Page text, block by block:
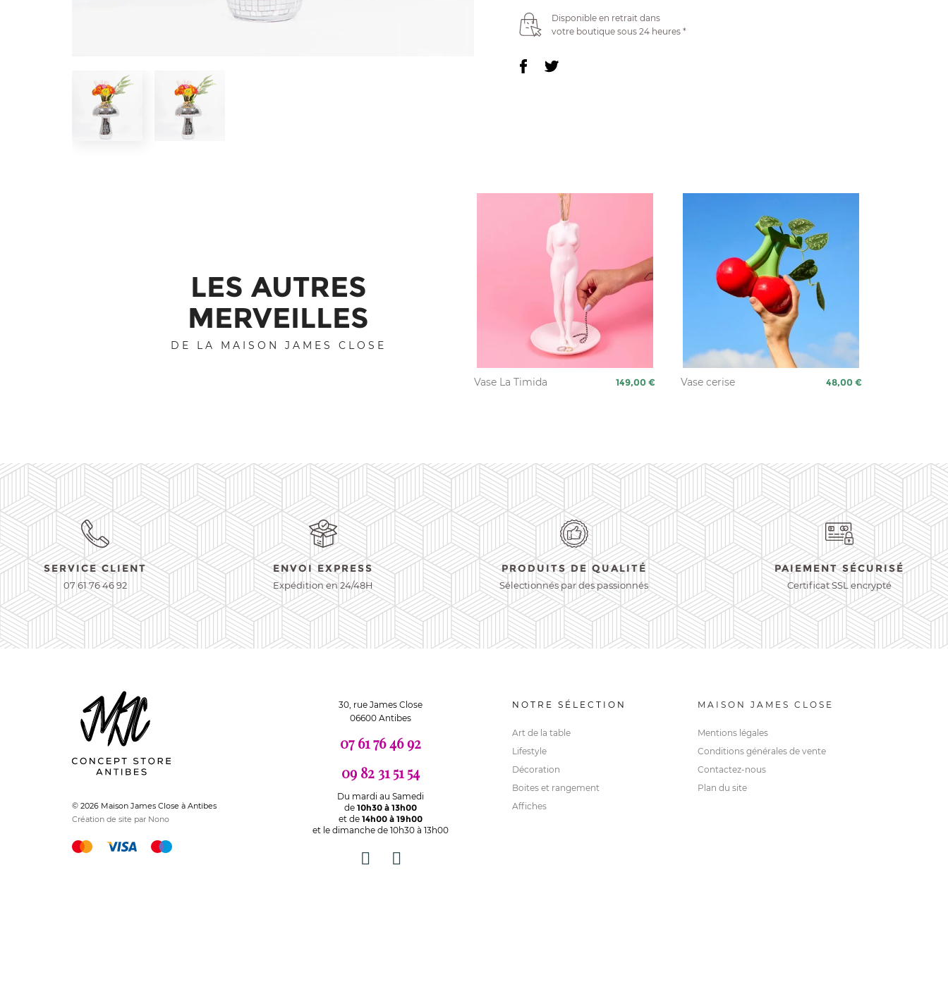
Disponible en retrait dans
votre boutique sous 24 heures *
LES AUTRES
MERVEILLES
DE LA MAISON JAMES CLOSE
Vase La Timida Prix
149,00 € Vase cerise Prix
48,00 €
SERVICE CLIENT
07 61 76 46 92
ENVOI EXPRESS
Expédition en 24/48H
PRODUITS DE QUALITÉ
Sélectionnés par des passionnés
PAIEMENT SÉCURISÉ
Certificat SSL encrypté
© 2026 Maison James Close à Antibes
Création de site par Nono
30, rue James Close
06600 Antibes
07 61 76 46 92
09 82 31 51 54
Du mardi au Samedi
de10h30 à 13h00
et de14h00 à 19h00
et le dimanche de 10h30 à 13h00
NOTRE SÉLECTION
Art de la table
Lifestyle
Décoration
Boites et rangement
Affiches
MAISON JAMES CLOSE
Mentions légales
Conditions générales de vente
Contactez-nous
Plan du site